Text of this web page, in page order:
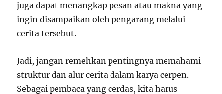
juga dapat menangkap pesan atau makna yang
ingin disampaikan oleh pengarang melalui
cerita tersebut.
Jadi, jangan remehkan pentingnya memahami
struktur dan alur cerita dalam karya cerpen.
Sebagai pembaca yang cerdas, kita harus